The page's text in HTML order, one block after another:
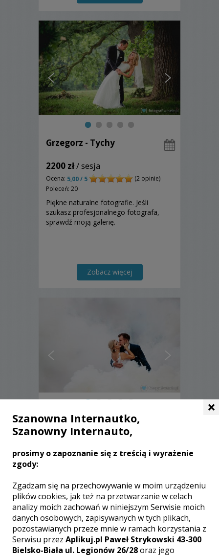
Grzegorz - Tychy
2200 zł/ sesja
Ocena: 5,00 / 5
(2 opinie)
Poleceń: 20
Piękne naturalne fotografie. Jeśli
szukasz profesjonalnego fotografa,
sprawdź moją galerię.
Zobacz więcej
Iwona - Rybnik
Ocena:5,00 / 5
(1 opinia)
oryginalność oraz chęć tworzenia
pamiątki w postaci pełnych emocji i
klimatu zdjęć stworze właśnie dla
Państwa ;)
Zobacz więcej
×
Szanowna Internautko,
Szanowny Internauto,
prosimy o zapoznanie się z treścią i wyrażenie
zgody:
Zgadzam się na przechowywanie w moim urządzeniu
plików cookies, jak też na przetwarzanie w celach
analizy moich zachowań w niniejszym Serwisie moich
danych osobowych, zapisywanych w tych plikach,
pozostawianych przeze mnie w ramach korzystania z
Serwisu przez Aplikuj.pl Paweł Strykowski 43-300
Bielsko-Biała ul. Legionów 26/28oraz jego